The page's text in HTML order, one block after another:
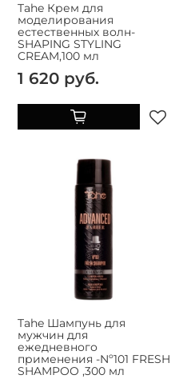
Tahe Крем для
моделирования
естественных волн-
SHAPING STYLING
CREAM,100 мл
1 620 руб.
Tahe Шампунь для
мужчин для
ежедневного
применения -Nº101 FRESH
SHAMPOO ,300 мл